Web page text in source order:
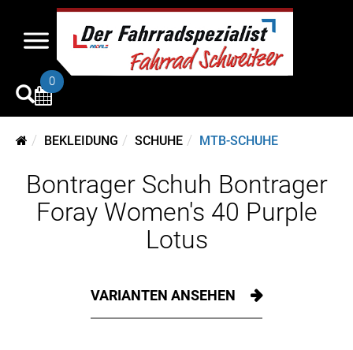
0
BEKLEIDUNG SCHUHE MTB-SCHUHE
Bontrager Schuh Bontrager
Foray Women's 40 Purple
Lotus
VARIANTEN ANSEHEN